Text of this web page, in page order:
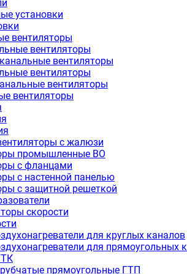
установки
вентиляторы
вентиляторы
вентиляторы
вентиляторы
вентиляторы
вентиляторы
с жалюзи
промышленные ВО
с фланцами
с настенной панелью
с защитной решеткой
скорости
для круглых каналов
для прямоугольных
прямоугольные ГТП